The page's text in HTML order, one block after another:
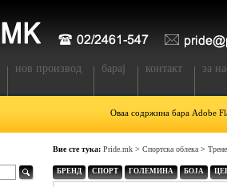
нов производ барај контакт за
Оваа содржина бара Adobe
Вие сте тука: Pride.mk > Спортска облека >
БРЕНД СПОРТ ГОЛЕМИНА БОЈА